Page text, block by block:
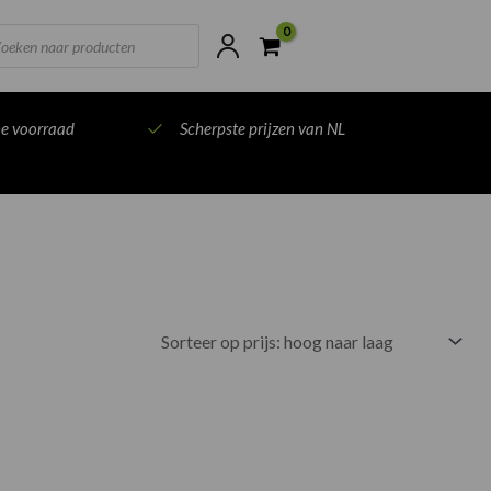
voorraad Scherpste prijzen van NL